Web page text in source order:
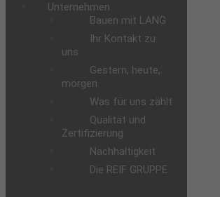
Unternehmen
Bauen mit LANG
Ihr Kontakt zu
uns
Gestern, heute,
morgen
Was für uns zählt
Qualität und
Zertifizierung
Nachhaltigkeit
Die REIF GRUPPE